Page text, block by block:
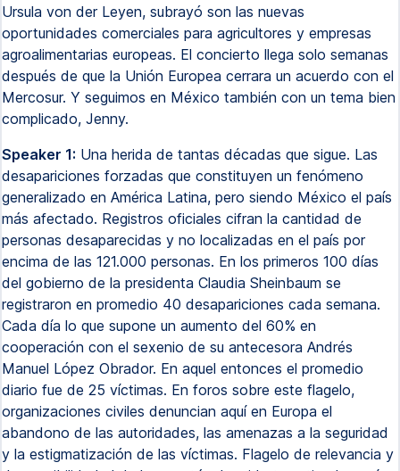
Ursula von der Leyen, subrayó son las nuevas
oportunidades comerciales para agricultores y empresas
agroalimentarias europeas. El concierto llega solo semanas
después de que la Unión Europea cerrara un acuerdo con el
Mercosur. Y seguimos en México también con un tema bien
complicado, Jenny.
Speaker 1: Una herida de tantas décadas que sigue. Las
desapariciones forzadas que constituyen un fenómeno
generalizado en América Latina, pero siendo México el país
más afectado. Registros oficiales cifran la cantidad de
personas desaparecidas y no localizadas en el país por
encima de las 121.000 personas. En los primeros 100 días
del gobierno de la presidenta Claudia Sheinbaum se
registraron en promedio 40 desapariciones cada semana.
Cada día lo que supone un aumento del 60% en
cooperación con el sexenio de su antecesora Andrés
Manuel López Obrador. En aquel entonces el promedio
diario fue de 25 víctimas. En foros sobre este flagelo,
organizaciones civiles denuncian aquí en Europa el
abandono de las autoridades, las amenazas a la seguridad
y la estigmatización de las víctimas. Flagelo de relevancia y